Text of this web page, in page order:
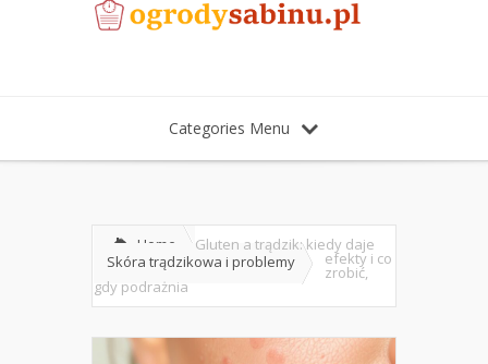
Categories Menu
Home
Skóra trądzikowa i problemy
Gluten a trądzik: kiedy daje
efekty i co
zrobić,
gdy podrażnia